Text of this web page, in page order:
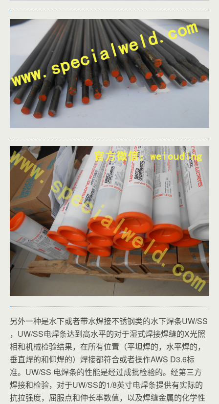
另外一种是水下或者带水焊接不锈钢类的水下焊条UW/SS
，UW/SS电焊条达到高水平的对于湿式焊接焊缝的X光照
相和机械检验结果，在所有位置（平坦焊的，水平焊的，
垂直焊的和仰焊的）焊接都符合或者操作AWS D3.6标
准。UW/SS 电焊条的性能是经过成批检验的。经第三方
焊接和检验，对于UW/SS的1/8英寸电焊条提供有实际的
抗拉强度，屈服点和伸长率数值，以及焊缝金属的化学性